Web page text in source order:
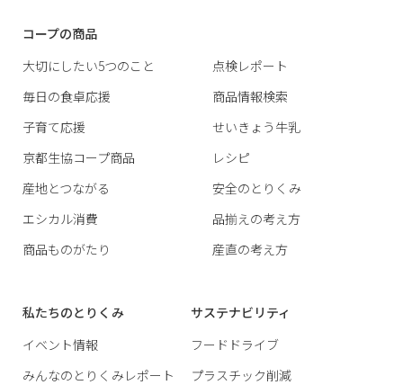
コープの商品
大切にしたい5つのこと
毎日の食卓応援
子育て応援
京都生協コープ商品
産地とつながる
エシカル消費
商品ものがたり
点検レポート
商品情報検索
せいきょう牛乳
レシピ
安全のとりくみ
品揃えの考え方
産直の考え方
私たちのとりくみ
イベント情報
みんなのとりくみレポート
サステナビリティ
フードドライブ
プラスチック削減